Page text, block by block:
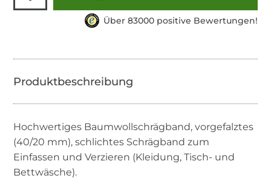
Über 83000 positive Bewertungen!
Hochwertiges Baumwollschrägband, vorgefalztes
(40/20 mm), schlichtes Schrägband zum
Einfassen und Verzieren (Kleidung, Tisch- und
Bettwäsche).